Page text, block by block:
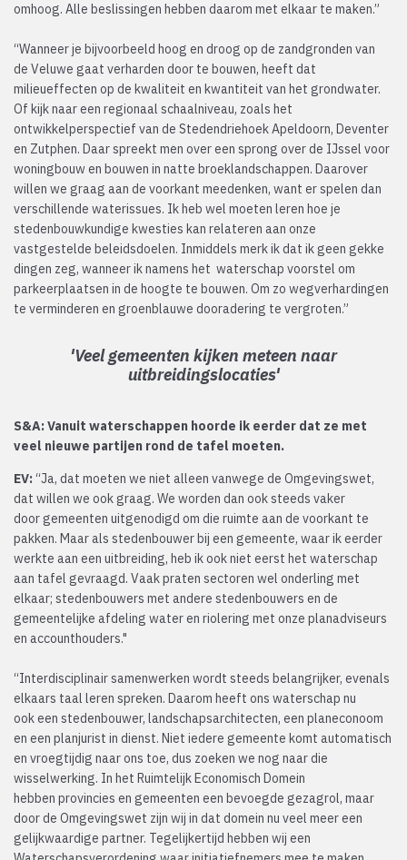
omhoog. Alle beslissingen hebben daarom met elkaar te maken.”
“Wanneer je bijvoorbeeld hoog en droog op de zandgronden van
de Veluwe gaat verharden door te bouwen, heeft dat
milieueffecten op de kwaliteit en kwantiteit van het grondwater.
Of kijk naar een regionaal schaalniveau, zoals het
ontwikkelperspectief van de Stedendriehoek Apeldoorn, Deventer
en Zutphen. Daar spreekt men over een sprong over de IJssel voor
woningbouw en bouwen in natte broeklandschappen. Daarover
willen we graag aan de voorkant meedenken, want er spelen dan
verschillende waterissues. Ik heb wel moeten leren hoe je
stedenbouwkundige kwesties kan relateren aan onze
vastgestelde beleidsdoelen. Inmiddels merk ik dat ik geen gekke
dingen zeg, wanneer ik namens het waterschap voorstel om
parkeerplaatsen in de hoogte te bouwen. Om zo wegverhardingen
te verminderen en groenblauwe dooradering te vergroten.”
'Veel gemeenten kijken meteen naar
uitbreidingslocaties'
S&A: Vanuit waterschappen hoorde ik eerder dat ze met
veel nieuwe partijen rond de tafel moeten.
EV: “Ja, dat moeten we niet alleen vanwege de Omgevingswet,
dat willen we ook graag. We worden dan ook steeds vaker
door gemeenten uitgenodigd om die ruimte aan de voorkant te
pakken. Maar als stedenbouwer bij een gemeente, waar ik eerder
werkte aan een uitbreiding, heb ik ook niet eerst het waterschap
aan tafel gevraagd. Vaak praten sectoren wel onderling met
elkaar; stedenbouwers met andere stedenbouwers en de
gemeentelijke afdeling water en riolering met onze planadviseurs
en accounthouders."
“Interdisciplinair samenwerken wordt steeds belangrijker, evenals
elkaars taal leren spreken. Daarom heeft ons waterschap nu
ook een stedenbouwer, landschapsarchitecten, een planeconoom
en een planjurist in dienst. Niet iedere gemeente komt automatisch
en vroegtijdig naar ons toe, dus zoeken we nog naar die
wisselwerking. In het Ruimtelijk Economisch Domein
hebben provincies en gemeenten een bevoegde gezagrol, maar
door de Omgevingswet zijn wij in dat domein nu veel meer een
gelijkwaardige partner. Tegelijkertijd hebben wij een